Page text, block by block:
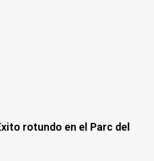
rotundo en el Parc del